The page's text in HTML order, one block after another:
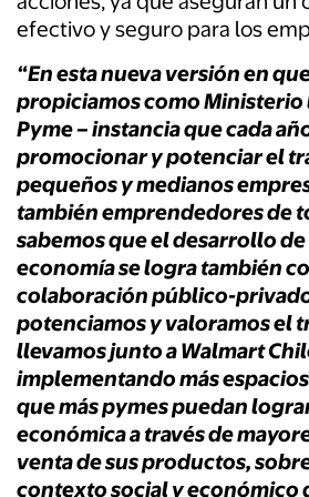
efectivo y seguro para los
“En esta nueva versión en
propiciamos como Ministerio
Pyme – instancia que cada
promocionar y potenciar el
pequeños y medianos
también emprendedores de
sabemos que el desarrollo
economía se logra también
colaboración público-
potenciamos y valoramos el
llevamos junto a Walmart
implementando más
que más pymes puedan
económica a través de
venta de sus productos,
contexto social y económico